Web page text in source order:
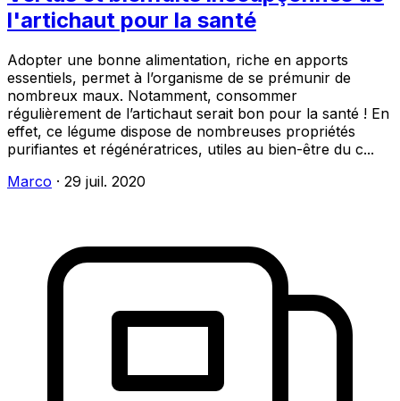
l'artichaut pour la santé
Adopter une bonne alimentation, riche en apports
essentiels, permet à l’organisme de se prémunir de
nombreux maux. Notamment, consommer
régulièrement de l’artichaut serait bon pour la santé ! En
effet, ce légume dispose de nombreuses propriétés
purifiantes et régénératrices, utiles au bien-être du c...
Marco · 29 juil. 2020